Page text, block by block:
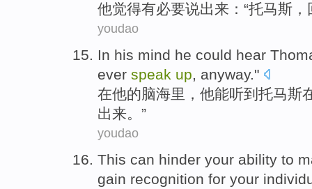
他觉得有必要说出来 ：“托马斯 ，
youdao
In his mind he could hear
ever speak up, anyway."
在他的脑海里 ， 他能听到 托马斯
出来。”
youdao
This can hinder your ability to
gain recognition for your